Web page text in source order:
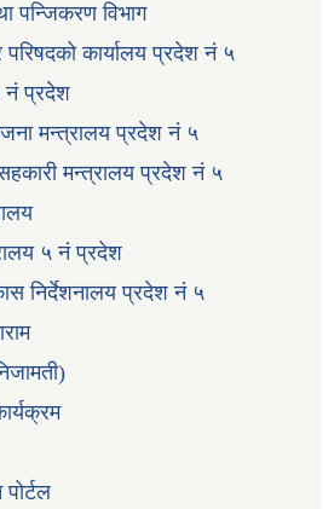
पन्जिकरण विभाग
परिषदको कार्यालय प्रदेश नं ५
नं प्रदेश
मन्त्रालय प्रदेश नं ५
मन्त्रालय प्रदेश नं ५
५ नं प्रदेश
निर्देशनालय प्रदेश नं ५